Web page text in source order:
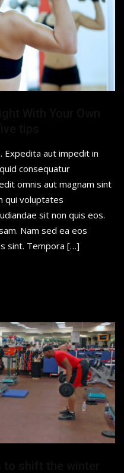
Expedita aut impedit in
consequatur
omnis aut magnam sint
qui voluptates
sit non quis eos.
Nam sed ea eos
sint. Tempora […]